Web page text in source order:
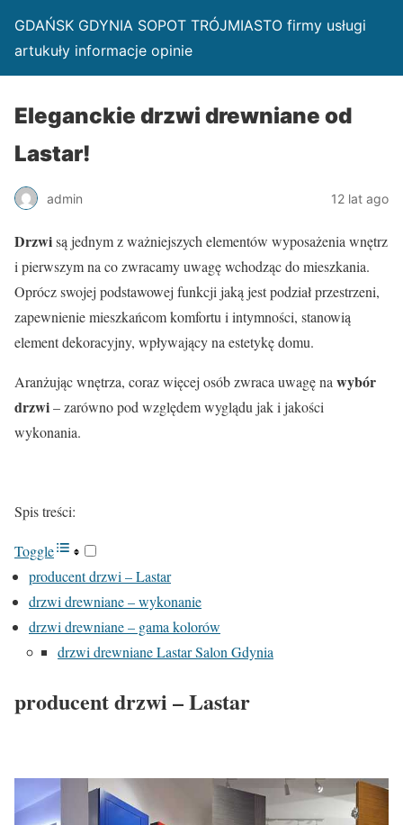
GDAŃSK GDYNIA SOPOT TRÓJMIASTO firmy usługi
artukuły informacje opinie
Eleganckie drzwi drewniane od
Lastar!
admin 12 lat ago
Drzwisą jednym z ważniejszych elementów wyposażenia wnętrz
i pierwszym na co zwracamy uwagę wchodząc do mieszkania.
Oprócz swojej podstawowej funkcji jaką jest podział przestrzeni,
zapewnienie mieszkańcom komfortu i intymności, stanowią
element dekoracyjny, wpływający na estetykę domu.
Aranżując wnętrza, coraz więcej osób zwraca uwagę na wybór
drzwi– zarówno pod względem wyglądu jak i jakości
wykonania.
Spis treści:
Toggle
producent drzwi – Lastar
drzwi drewniane – wykonanie
drzwi drewniane – gama kolorów
drzwi drewniane Lastar Salon Gdynia
producent drzwi – Lastar